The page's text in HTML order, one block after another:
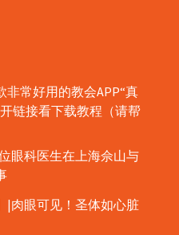
非常好用的教会APP“真
链接看下载教程（请帮
眼科医生在上海佘山与
|肉眼可见！圣体如心脏